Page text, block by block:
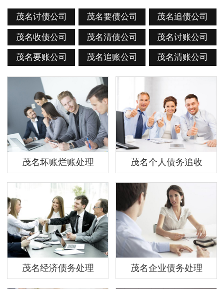
茂名讨债公司 茂名要债公司 茂名追债公司
茂名收债公司 茂名清债公司 茂名讨账公司
茂名要账公司 茂名追账公司 茂名清账公司
茂名坏账烂账处理 茂名个人债务追收
茂名经济债务处理 茂名企业债务处理